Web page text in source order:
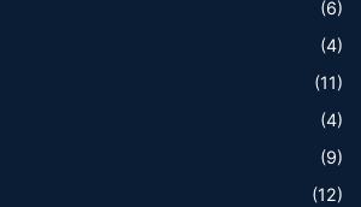
(6)
(4)
(11)
(4)
(9)
(12)